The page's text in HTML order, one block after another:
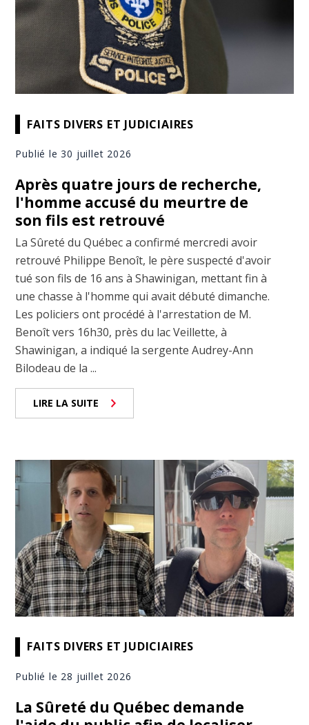
FAITS DIVERS ET JUDICIAIRES
Publié le 30 juillet 2026
Après quatre jours de recherche,
l'homme accusé du meurtre de
son fils est retrouvé
La Sûreté du Québec a confirmé mercredi avoir
retrouvé Philippe Benoît, le père suspecté d'avoir
tué son fils de 16 ans à Shawinigan, mettant fin à
une chasse à l'homme qui avait débuté dimanche.
Les policiers ont procédé à l'arrestation de M.
Benoît vers 16h30, près du lac Veillette, à
Shawinigan, a indiqué la sergente Audrey-Ann
Bilodeau de la ...
LIRE LA SUITE
FAITS DIVERS ET JUDICIAIRES
Publié le 28 juillet 2026
La Sûreté du Québec demande